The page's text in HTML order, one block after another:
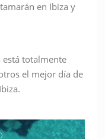
en Ibiza y
totalmente
el mejor día de